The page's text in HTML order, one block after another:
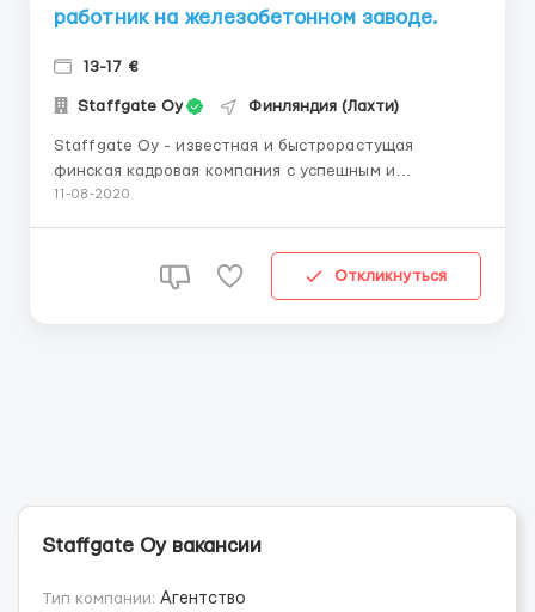
работник на железобетонном заводе.
13-17 €
Staffgate Oy Финляндия (Лахти)
Staffgate Oy - известная и быстрорастущая
финская кадровая компания с успешным и
обширным международным опытом в своей области.
различных отраслях и сферах деятельности,
расположенных в Финляндии. В наст...
11-08-2020
Откликнуться
Staffgate Oy вакансии
Тип компании: Агентство